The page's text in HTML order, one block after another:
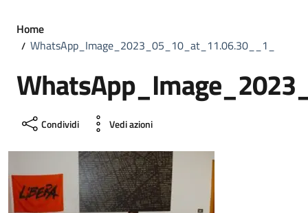
Home
WhatsApp_Image_2023_05_10_at_11.06.30__1_
Condividi Vedi azioni